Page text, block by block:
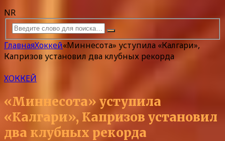
NR
ГлавнаяХоккей«Миннесота» уступила «Калгари»,
Капризов установил два клубных рекорда
ХОККЕЙ
«Миннесота» уступила
«Калгари», Капризов установил
два клубных рекорда